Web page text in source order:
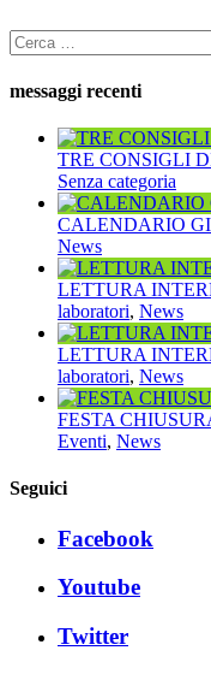
Ricerca
per:
messaggi recenti
TRE CONSIGLI
Senza categoria
CALENDARIO
News
LETTURA
laboratori, News
LETTURA
laboratori, News
FESTA
Eventi, News
Seguici
Facebook
Youtube
Twitter